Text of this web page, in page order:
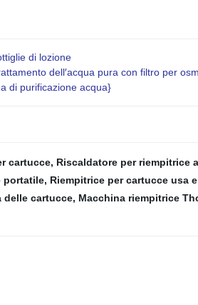
di lozione
dell′acqua pura con filtro per
di purificazione acqua}
cartucce, Riscaldatore per riempitrice
portatile, Riempitrice per cartucce usa
delle cartucce, Macchina riempitrice